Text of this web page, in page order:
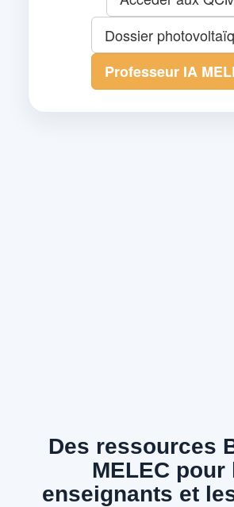
Dossier
Professeur IA
Des ressources
MELEC pour
enseignants et